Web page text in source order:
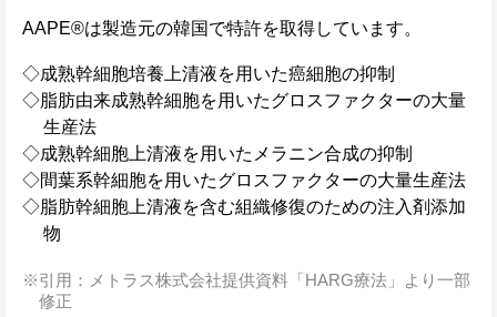
AAPE®は製造元の韓国で特許を取得しています。
◇成熟幹細胞培養上清液を用いた癌細胞の抑制
◇脂肪由来成熟幹細胞を用いたグロスファクターの大量
生産法
◇成熟幹細胞上清液を用いたメラニン合成の抑制
◇間葉系幹細胞を用いたグロスファクターの大量生産法
◇脂肪幹細胞上清液を含む組織修復のための注入剤添加
物
引用：メトラス株式会社提供資料「HARG療法」より一部
修正